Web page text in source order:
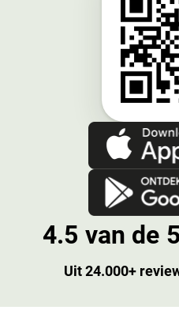
Beoordeling
4.5 van de 5
Uit 24.000+